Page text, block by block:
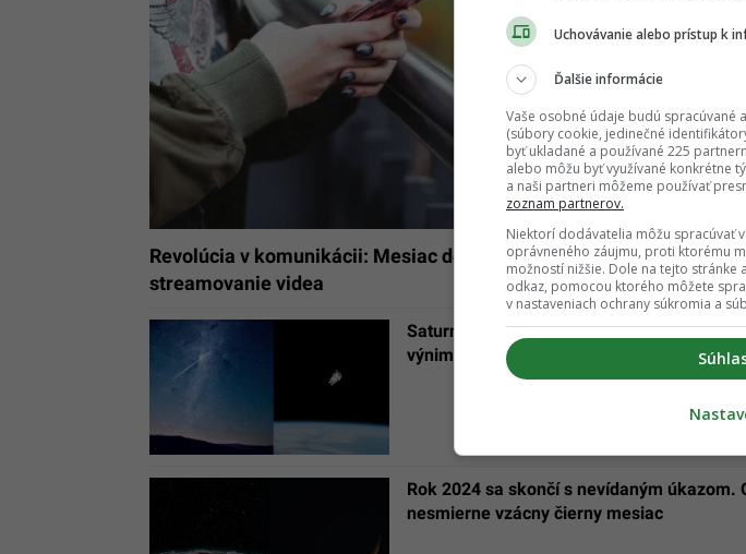
Revolúcia v komunikácii: Mesiac dostane 4G internet. Fungovať
streamovanie videa
Saturn bez prstencov či Mars ako na
výnimočných astronomických javov
Rok 2024 sa skončí s nevídaným úkazom.
nesmierne vzácny čierny mesiac
Uchovávanie alebo prístup k
Ďalšie informácie
Vaše osobné údaje budú spracúvané
(súbory cookie, jedinečné
byť ukladané a používané 225
alebo môžu byť využívané konkrétne
a naši partneri môžeme používať
zoznam partnerov.
Niektorí dodávatelia môžu spracúvať
oprávneného záujmu, proti ktorému
možností nižšie. Dole na tejto stránke
odkaz, pomocou ktorého môžete
v nastaveniach ochrany súkromia a